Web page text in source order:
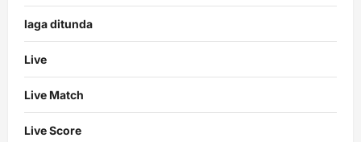
laga ditunda
Live
Live Match
Live Score